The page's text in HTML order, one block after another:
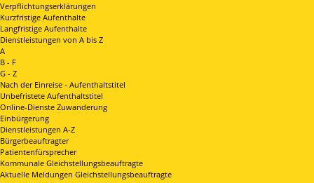
Verpflichtungserklärungen
Kurzfristige Aufenthalte
Langfristige Aufenthalte
Dienstleistungen von A bis Z
A
B - F
G - Z
Nach der Einreise - Aufenthaltstitel
Unbefristete Aufenthaltstitel
Online-Dienste Zuwanderung
Einbürgerung
Dienstleistungen A-Z
Bürgerbeauftragter
Patientenfürsprecher
Kommunale Gleichstellungsbeauftragte
Aktuelle Meldungen Gleichstellungsbeauftragte